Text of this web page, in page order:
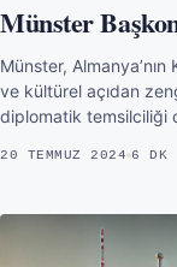
Münster
Münster,
ve kültürel açıdan
diplomatik temsilciliği
20 TEMMUZ 2024 6 DK